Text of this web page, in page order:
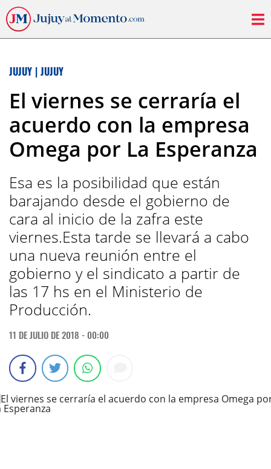
JUJUY | JUJUY
El viernes se cerraría el
acuerdo con la empresa
Omega por La Esperanza
Esa es la posibilidad que están
barajando desde el gobierno de
cara al inicio de la zafra este
viernes.Esta tarde se llevará a cabo
una nueva reunión entre el
gobierno y el sindicato a partir de
las 17 hs en el Ministerio de
Producción.
11 DE JULIO DE 2018 - 00:00